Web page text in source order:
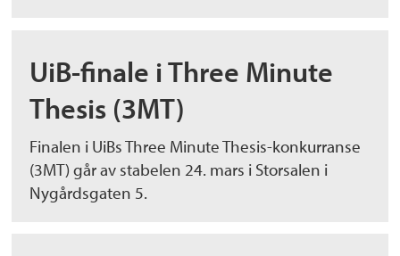
UiB-finale i Three Minute
Thesis (3MT)
Finalen i UiBs Three Minute Thesis-konkurranse
(3MT) går av stabelen 24. mars i Storsalen i
Nygårdsgaten 5.